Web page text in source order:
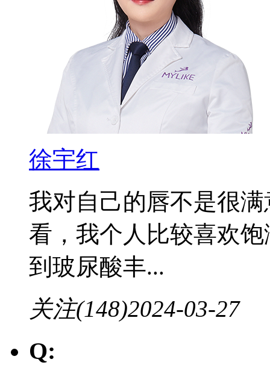
徐宇红
我对自己的唇不是很
看，我个人比较喜欢
到玻尿酸丰...
关注(148)2024-03-27
Q: